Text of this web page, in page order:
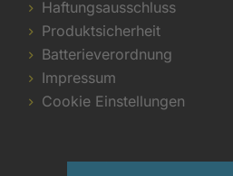
Haftungsausschluss
Produktsicherheit
Batterieverordnung
Impressum
Cookie Einstellungen